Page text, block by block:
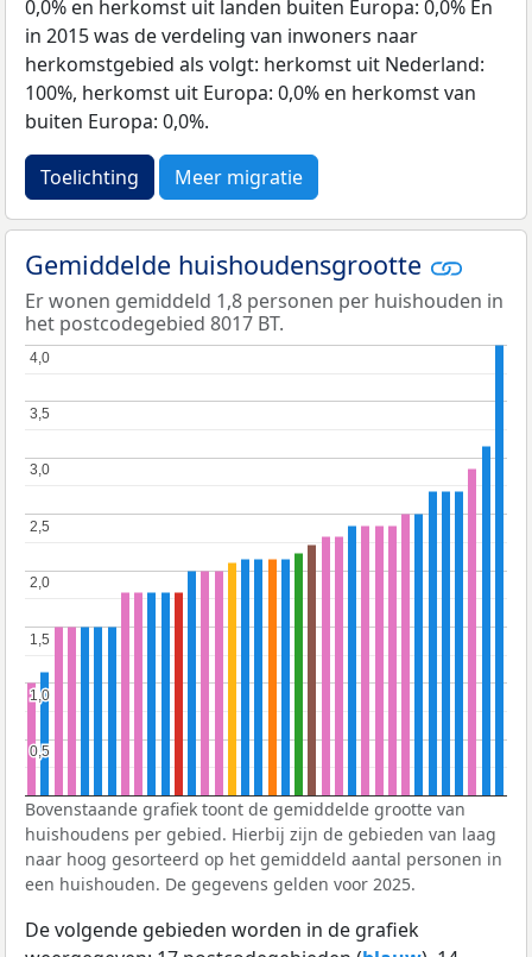
0,0% en herkomst uit landen buiten Europa: 0,0% En
in 2015 was de verdeling van inwoners naar
herkomstgebied als volgt: herkomst uit Nederland:
100%, herkomst uit Europa: 0,0% en herkomst van
buiten Europa: 0,0%.
Toelichting Meer migratie
Gemiddelde huishoudensgrootte
Er wonen gemiddeld 1,8 personen per huishouden in
het postcodegebied 8017 BT.
0,5
0,5
1,0
1,0
1,5
1,5
2,0
2,0
2,5
2,5
3,0
3,0
3,5
3,5
4,0
4,0
Bovenstaande grafiek toont de gemiddelde grootte van
huishoudens per gebied. Hierbij zijn de gebieden van laag
naar hoog gesorteerd op het gemiddeld aantal personen in
een huishouden. De gegevens gelden voor 2025.
De volgende gebieden worden in de grafiek